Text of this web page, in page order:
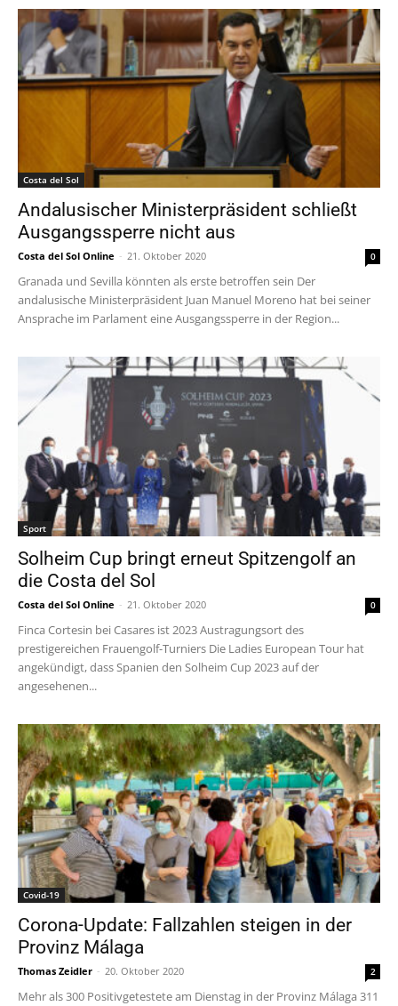
Costa del Sol
Andalusischer Ministerpräsident schließt
Ausgangssperre nicht aus
Costa del Sol Online - 21. Oktober 2020 0
Granada und Sevilla könnten als erste betroffen sein Der
andalusische Ministerpräsident Juan Manuel Moreno hat bei seiner
Ansprache im Parlament eine Ausgangssperre in der Region...
Sport
Solheim Cup bringt erneut Spitzengolf an
die Costa del Sol
Costa del Sol Online - 21. Oktober 2020 0
Finca Cortesin bei Casares ist 2023 Austragungsort des
prestigereichen Frauengolf-Turniers Die Ladies European Tour hat
angekündigt, dass Spanien den Solheim Cup 2023 auf der
angesehenen...
Covid-19
Corona-Update: Fallzahlen steigen in der
Provinz Málaga
Thomas Zeidler - 20. Oktober 2020 2
Mehr als 300 Positivgetestete am Dienstag in der Provinz Málaga 311